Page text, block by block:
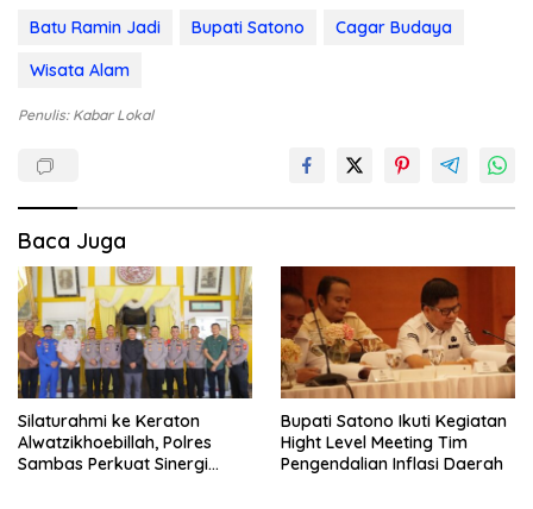
Batu Ramin Jadi Bupati Satono
Cagar Budaya
Wisata Alam
Penulis: Kabar Lokal
Baca Juga
Silaturahmi ke Keraton
Alwatzikhoebillah, Polres
Sambas Perkuat Sinergi
Bupati Satono Ikuti Kegiatan
Hight Level Meeting Tim
Pengendalian Inflasi Daerah